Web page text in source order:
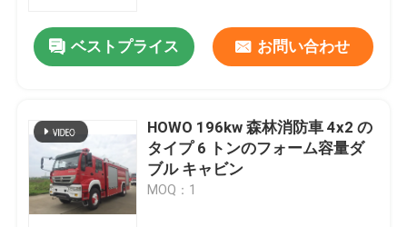
ベストプライス お問い合わせ
HOWO 196kw 森林消防車 4x2 の
タイプ 6 トンのフォーム容量ダ
ブル キャビン
MOQ：1